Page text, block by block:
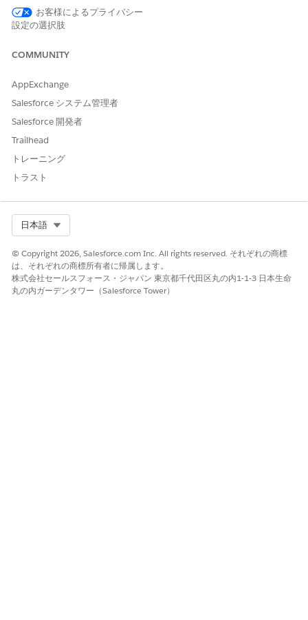
複数値関数についての詳細は、「
ドキュメントを参照してください。
000394991
お客様によるプライバシー
設定の選択肢
COMMUNITY
AppExchange
Salesforce システム管理者
Salesforce 開発者
Trailhead
トレーニング
トラスト
日本語
© Copyright 2026, Salesforce.com Inc. All rights reserved. それぞれの商標
は、それぞれの商標所有者に帰属します。
株式会社セールスフォース・ジャパン 東京都千代田区丸の内1-1-3 日本生命
丸の内ガーデンタワー（Salesforce Tower）